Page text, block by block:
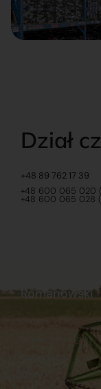
Dział
+48 89 762 17 39
+48 600 065 020
+48 600 065 028
Romanowski
Sklep internetowy